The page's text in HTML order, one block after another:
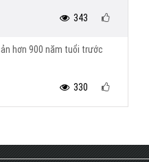
343
hơn 900 năm tuổi trước
330